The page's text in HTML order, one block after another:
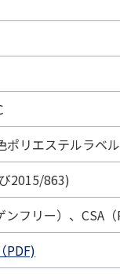
ポリエステルラベル
2015/863)
フリー）、CSA（
PDF)